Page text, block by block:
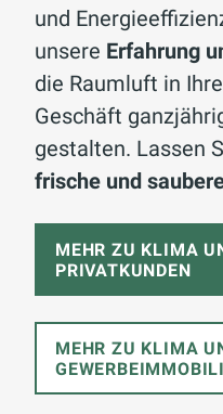
und
unsere Erfahrung
die Raumluft in
Geschäft
gestalten. Lassen
frische und
MEHR ZU KLIMA
PRIVATKUNDEN
MEHR ZU KLIMA